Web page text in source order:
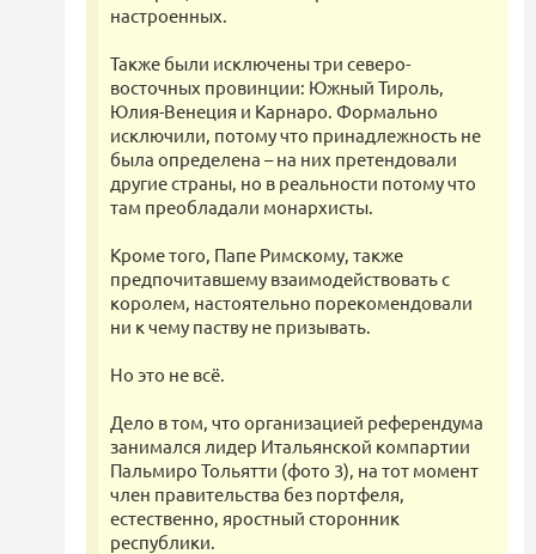
настроенных.
Также были исключены три северо-
восточных провинции: Южный Тироль,
Юлия-Венеция и Карнаро. Формально
исключили, потому что принадлежность не
была определена – на них претендовали
другие страны, но в реальности потому что
там преобладали монархисты.
Кроме того, Папе Римскому, также
предпочитавшему взаимодействовать с
королем, настоятельно порекомендовали
ни к чему паству не призывать.
Но это не всё.
Дело в том, что организацией референдума
занимался лидер Итальянской компартии
Пальмиро Тольятти (фото 3), на тот момент
член правительства без портфеля,
естественно, яростный сторонник
республики.